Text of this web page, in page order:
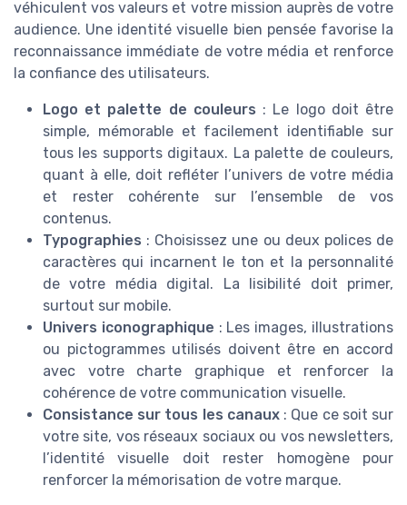
véhiculent vos valeurs et votre mission auprès de votre
audience. Une identité visuelle bien pensée favorise la
reconnaissance immédiate de votre média et renforce
la confiance des utilisateurs.
Logo et palette de couleurs : Le logo doit être
simple, mémorable et facilement identifiable sur
tous les supports digitaux. La palette de couleurs,
quant à elle, doit refléter l’univers de votre média
et rester cohérente sur l’ensemble de vos
contenus.
Typographies : Choisissez une ou deux polices de
caractères qui incarnent le ton et la personnalité
de votre média digital. La lisibilité doit primer,
surtout sur mobile.
Univers iconographique : Les images, illustrations
ou pictogrammes utilisés doivent être en accord
avec votre charte graphique et renforcer la
cohérence de votre communication visuelle.
Consistance sur tous les canaux: Que ce soit sur
votre site, vos réseaux sociaux ou vos newsletters,
l’identité visuelle doit rester homogène pour
renforcer la mémorisation de votre marque.